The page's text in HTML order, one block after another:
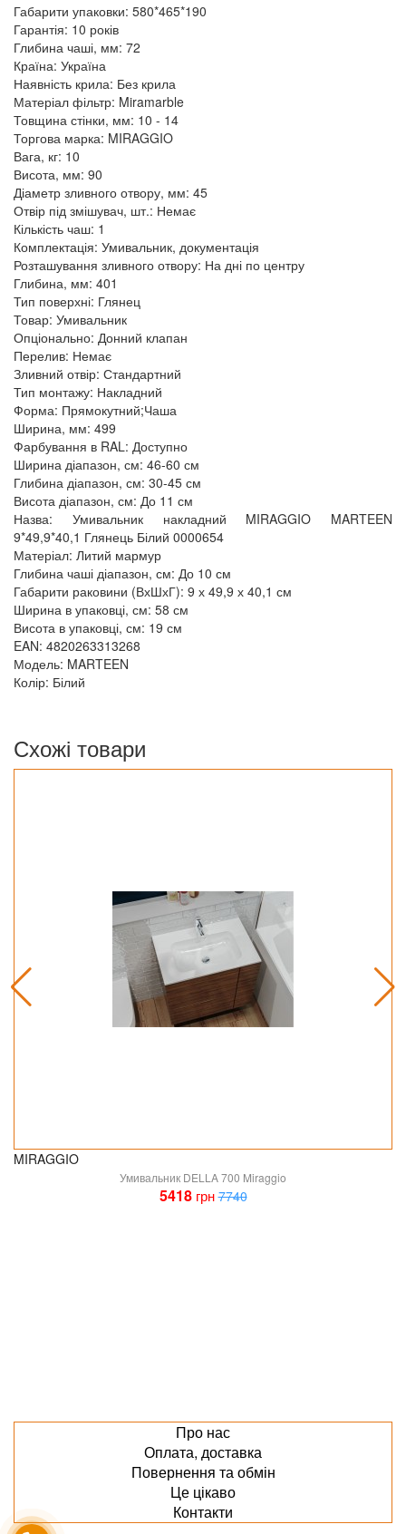
Габарити упаковки: 580*465*190
Гарантія: 10 років
Глибина чаші, мм: 72
Країна: Україна
Наявність крила: Без крила
Матеріал фільтр: Miramarble
Товщина стінки, мм: 10 - 14
Торгова марка: MIRAGGIO
Вага, кг: 10
Висота, мм: 90
Діаметр зливного отвору, мм: 45
Отвір під змішувач, шт.: Немає
Кількість чаш: 1
Комплектація: Умивальник, документація
Розташування зливного отвору: На дні по центру
Глибина, мм: 401
Тип поверхні: Глянец
Товар: Умивальник
Опціонально: Донний клапан
Перелив: Немає
Зливний отвір: Стандартний
Тип монтажу: Накладний
Форма: Прямокутний;Чаша
Ширина, мм: 499
Фарбування в RAL: Доступно
Ширина діапазон, см: 46-60 см
Глибина діапазон, см: 30-45 см
Висота діапазон, см: До 11 см
Назва: Умивальник накладний MIRAGGIO MARTEEN
9*49,9*40,1 Глянець Білий 0000654
Матеріал: Литий мармур
Глибина чаші діапазон, см: До 10 см
Габарити раковини (ВхШхГ): 9 х 49,9 х 40,1 см
Ширина в упаковці, см: 58 см
Висота в упаковці, см: 19 см
EAN: 4820263313268
Модель: MARTEEN
Колір: Білий
Схожі товари
MIRAGGIO
Умивальник DELLA 700 Miraggio
5418грн7740
Про нас
Оплата, доставка
Повернення та обмін
Це цікаво
Контакти